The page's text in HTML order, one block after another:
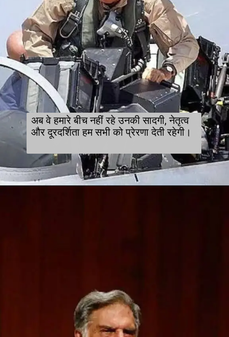
अब वे हमारे बीच नहीं रहे उनकी सादगी, नेतृत्व
और दूरदर्शिता हम सभी को प्रेरणा देती रहेगी।